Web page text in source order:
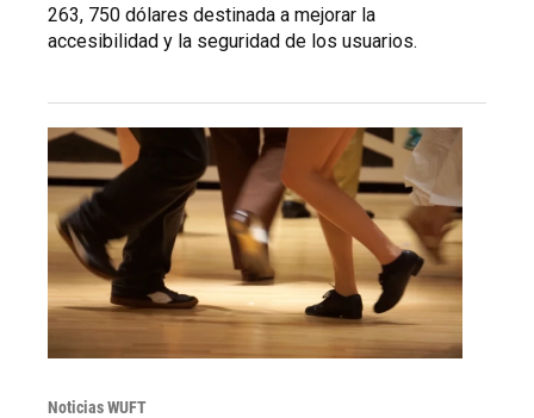
263, 750 dólares destinada a mejorar la
accesibilidad y la seguridad de los usuarios.
Noticias WUFT